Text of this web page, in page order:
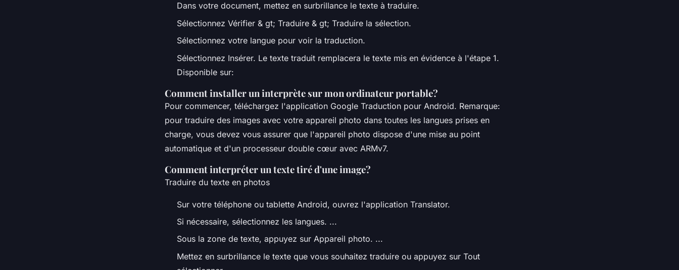
Dans votre document, mettez en surbrillance le texte à traduire.
Sélectionnez Vérifier & gt; Traduire & gt; Traduire la sélection.
Sélectionnez votre langue pour voir la traduction.
Sélectionnez Insérer. Le texte traduit remplacera le texte mis en évidence à l'étape 1.
Disponible sur:
Comment installer un interprète sur mon ordinateur portable?
Pour commencer, téléchargez l'application Google Traduction pour Android. Remarque:
pour traduire des images avec votre appareil photo dans toutes les langues prises en
charge, vous devez vous assurer que l'appareil photo dispose d'une mise au point
automatique et d'un processeur double cœur avec ARMv7.
Comment interpréter un texte tiré d'une image?
Traduire du texte en photos
Sur votre téléphone ou tablette Android, ouvrez l'application Translator.
Si nécessaire, sélectionnez les langues. ...
Sous la zone de texte, appuyez sur Appareil photo. ...
Mettez en surbrillance le texte que vous souhaitez traduire ou appuyez sur Tout